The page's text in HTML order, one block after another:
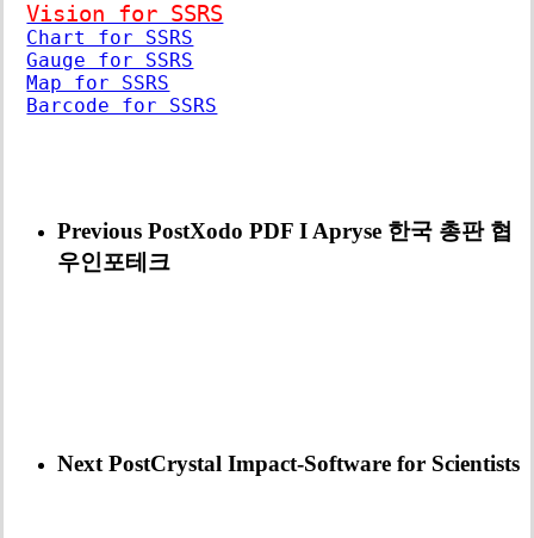
Vision for SSRS
Chart for SSRS
Gauge for SSRS
Map for SSRS
Barcode for SSRS
Previous PostXodo PDF I Apryse 한국 총판 협
우인포테크
Next PostCrystal Impact-Software for Scientists